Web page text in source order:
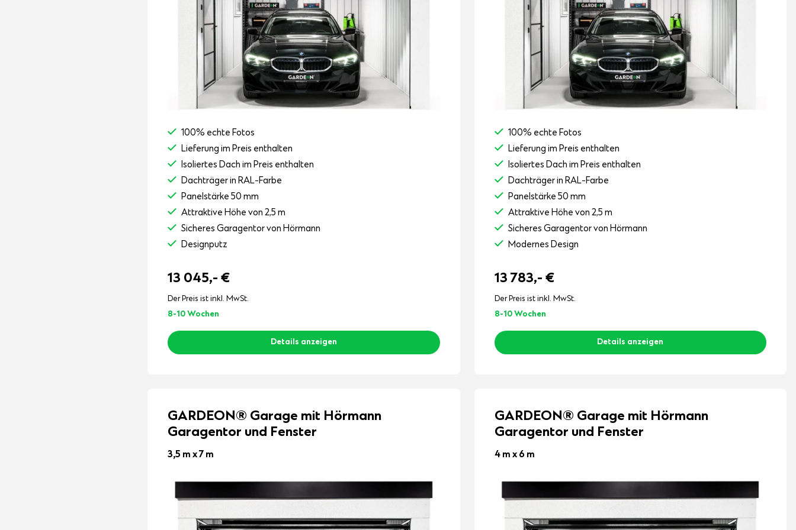
100% echte Fotos
Lieferung im Preis enthalten
Isoliertes Dach im Preis enthalten
Dachträger in RAL-Farbe
Panelstärke 50 mm
Attraktive Höhe von 2,5 m
Sicheres Garagentor von Hörmann
Designputz
13 045,- €
Der Preis ist inkl. MwSt.
8-10 Wochen
Details anzeigen
100% echte Fotos
Lieferung im Preis enthalten
Isoliertes Dach im Preis enthalten
Dachträger in RAL-Farbe
Panelstärke 50 mm
Attraktive Höhe von 2,5 m
Sicheres Garagentor von Hörmann
Modernes Design
13 783,- €
Der Preis ist inkl. MwSt.
8-10 Wochen
Details anzeigen
GARDEON® Garage mit Hörmann
Garagentor und Fenster
3,5 m x 7 m
GARDEON® Garage mit Hörmann
Garagentor und Fenster
4 m x 6 m